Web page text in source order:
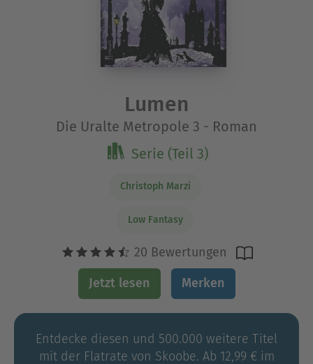
Lumen
Die Uralte Metropole 3 - Roman
Serie (Teil 3)
Christoph Marzi
Low Fantasy
20 Bewertungen
Jetzt lesen Merken
Entdecke diesen und 500.000 weitere Titel
mit der Flatrate von Skoobe. Ab 12,99 € im